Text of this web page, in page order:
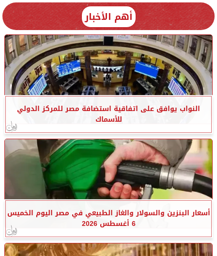
أهم الأخبار
النواب يوافق على اتفاقية استضافة مصر للمركز الدولي
للأسماك
أسعار البنزين والسولار والغاز الطبيعي في مصر اليوم الخميس
6 أغسطس 2026